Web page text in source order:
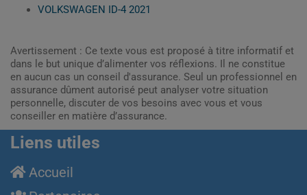
VOLKSWAGEN ID-4 2021
Avertissement : Ce texte vous est proposé à titre informatif et
dans le but unique d’alimenter vos réflexions. Il ne constitue
en aucun cas un conseil d'assurance. Seul un professionnel en
assurance dûment autorisé peut analyser votre situation
personnelle, discuter de vos besoins avec vous et vous
conseiller en matière d’assurance.
Liens utiles
Accueil